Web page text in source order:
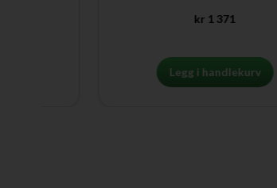
1 371
Legg i handlekurv